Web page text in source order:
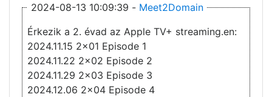
2024-08-13 10:09:39 - Meet2Domain
Érkezik a 2. évad az Apple TV+ streaming.en:
2024.11.15 2x01 Episode 1
2024.11.22 2x02 Episode 2
2024.11.29 2x03 Episode 3
2024.12.06 2x04 Episode 4